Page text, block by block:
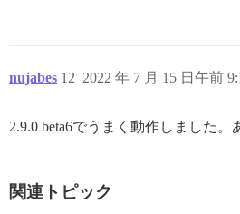
nujabes 2022 年 7 月 15 日午前
12
2.9.0 beta6でうまく動作しました。
関連トピック